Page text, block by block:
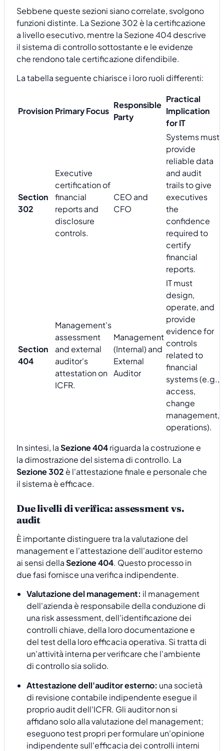
Sebbene queste sezioni siano correlate, svolgono
funzioni distinte. La Sezione 302 è la certificazione
a livello esecutivo, mentre la Sezione 404 descrive
il sistema di controllo sottostante e le evidenze
che rendono tale certificazione difendibile.
La tabella seguente chiarisce i loro ruoli differenti:
Provision Primary Focus
Responsible
Party
Practical
Implication
for IT
Section
302
Executive
certification of
financial
reports and
disclosure
controls.
CEO and
CFO
Systems must
provide
reliable data
and audit
trails to give
executives
the
confidence
required to
certify
financial
reports.
Section
404
Management's
assessment
and external
auditor's
attestation on
ICFR.
Management
(Internal) and
External
Auditor
IT must
design,
operate, and
provide
evidence for
controls
related to
financial
systems (e.g.,
access,
change
management,
operations).
In sintesi, laSezione 404riguarda la costruzione e
la dimostrazione del sistema di controllo. La
Sezione 302 è l'attestazione finale e personale che
il sistema è efficace.
Due livelli di verifica: assessment vs.
audit
È importante distinguere tra la valutazione del
management e l'attestazione dell'auditor esterno
ai sensi dellaSezione 404. Questo processo in
due fasi fornisce una verifica indipendente.
Valutazione del management: il management
dell'azienda è responsabile della conduzione di
una risk assessment, dell'identificazione dei
controlli chiave, della loro documentazione e
del test della loro efficacia operativa. Si tratta di
un'attività interna per verificare che l'ambiente
di controllo sia solido.
Attestazione dell'auditor esterno: una società
di revisione contabile indipendente esegue il
proprio audit dell'ICFR. Gli auditor non si
affidano solo alla valutazione del management;
eseguono test propri per formulare un'opinione
indipendente sull'efficacia dei controlli interni